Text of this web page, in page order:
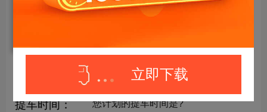
立即下载
购车预算：
详细要求：
提车时间：